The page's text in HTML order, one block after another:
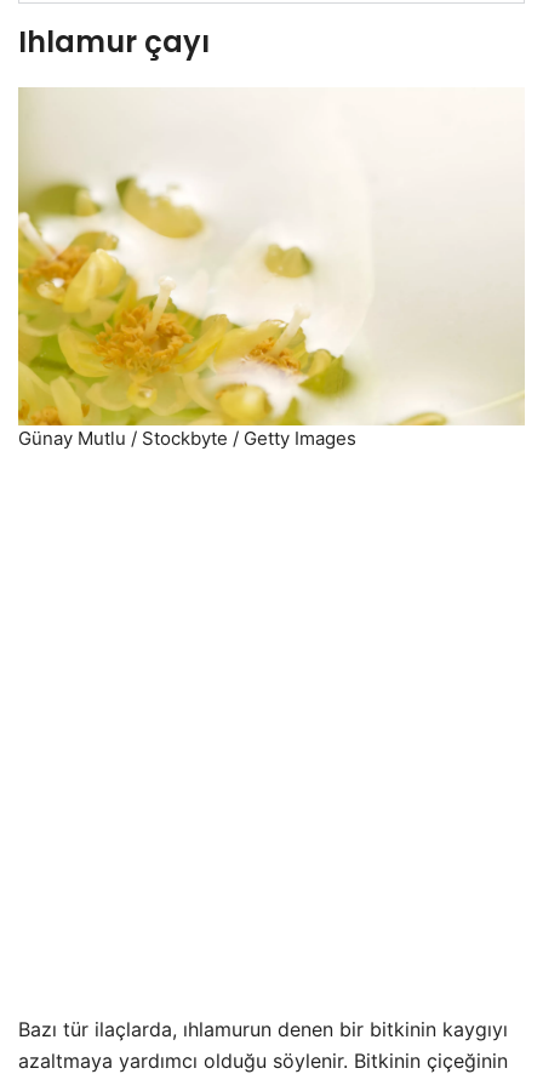
Ihlamur çayı
Günay Mutlu / Stockbyte / Getty Images
Bazı tür ilaçlarda, ıhlamurun denen bir bitkinin kaygıyı
azaltmaya yardımcı olduğu söylenir. Bitkinin çiçeğinin